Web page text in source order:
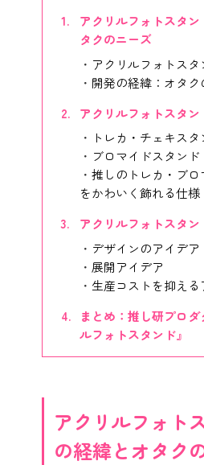
アクリルフォトスタ
タクのニーズ
アクリルフォトスタ
開発の経緯：オタク
アクリルフォトスタ
トレカ・チェキスタ
ブロマイドスタンド
推しのトレカ・ブロ
をかわいく飾れる仕様
アクリルフォトスタ
デザインのアイデア
展開アイデア
生産コストを抑える
まとめ：推し研プロ
ルフォトスタンド』
アクリルフォト
の経緯とオタク